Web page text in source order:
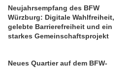
Neujahrsempfang des BFW
Würzburg: Digitale Wahlfreiheit,
gelebte Barrierefreiheit und ein
starkes Gemeinschaftsprojekt
Neues Quartier auf dem BFW-